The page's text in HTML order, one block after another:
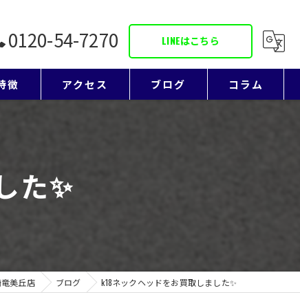
0120-54-7270 LINEはこちら
徴 アクセス ブログ コラム
た✨
美丘店 ブログ k18ネックヘッドをお買取しました✨